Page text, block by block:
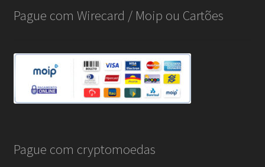
Pague com Wirecard / Moip ou Cartões
Pague com cryptomoedas